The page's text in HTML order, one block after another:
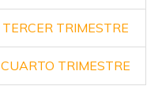
TERCER TRIMESTRE
CUARTO TRIMESTRE